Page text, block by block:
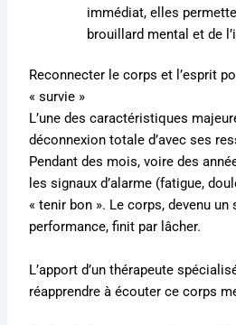
immédiat, elles
brouillard mental et de
Reconnecter le corps et l’esprit
« survie »
L’une des caractéristiques
déconnexion totale d’avec ses
Pendant des mois, voire des
les signaux d’alarme (fatigue,
« tenir bon ». Le corps, devenu
performance, finit par lâcher.
L’apport d’un thérapeute
réapprendre à écouter ce corps